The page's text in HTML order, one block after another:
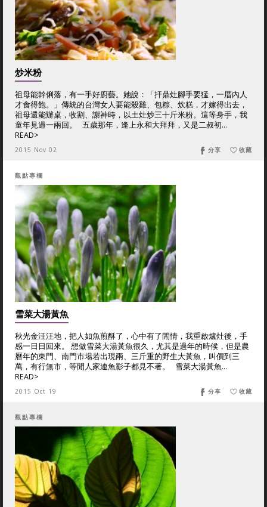
炒米粉
祖母能幹俐落，有一手好廚藝。她說：「扞鼎灶腳手要猛，一厝內人
才食得飽。」傳統的台灣女人要能殺雞、包粽、炊糕，才嫁得出去，
祖母還能辦桌，收割、謝神時，以土灶炒三十斤米粉。這等身手，我
童年見過一兩回。 五歲那年，逢上永和大拜拜，又是二叔初...
READ>
2015 Nov 02 收藏
分享
觀點專欄
雪菜大湯黃魚
秋光金汪汪地，把人如魚煎酥了，心中有了閒情，我重啟爐灶後，手
感一日日回來。 想做雪菜大湯黃魚很久，尤其是過年的時候，但是農
曆年的東門、南門市場若出現兩、三斤重的野生大黃魚，叫價到三
萬，有行無市，等閒人家連魚影子都見不著。 雪菜大湯黃魚...
READ>
2015 Oct 19 收藏
分享
觀點專欄